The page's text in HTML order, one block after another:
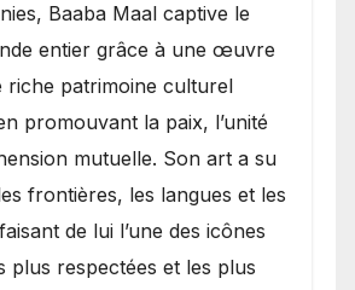
Baaba Maal captive le
entier grâce à une œuvre
riche patrimoine culturel
promouvant la paix, l’unité
mutuelle. Son art a su
frontières, les langues et les
de lui l’une des icônes
plus respectées et les plus